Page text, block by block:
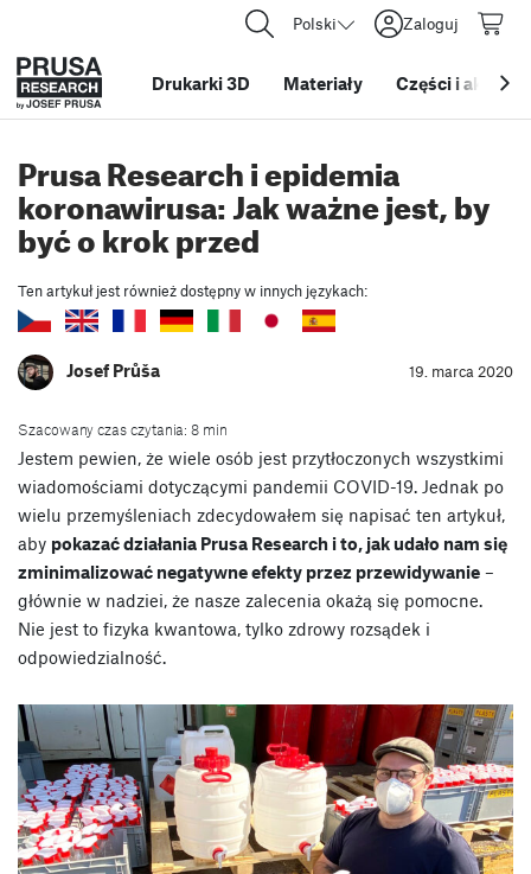
Polski Zaloguj
Drukarki 3D Materiały Części i
Prusa Research i epidemia
koronawirusa: Jak ważne jest, by
być o krok przed
Ten artykuł jest również dostępny w innych językach:
Josef Průša 19. marca 2020
Szacowany czas czytania: 8 min
Jestem pewien, że wiele osób jest przytłoczonych wszystkimi
wiadomościami dotyczącymi pandemii COVID-19. Jednak po
wielu przemyśleniach zdecydowałem się napisać ten artykuł,
aby pokazać działania Prusa Research i to, jak udało nam się
zminimalizować negatywne efekty przez przewidywanie –
głównie w nadziei, że nasze zalecenia okażą się pomocne.
Nie jest to fizyka kwantowa, tylko zdrowy rozsądek i
odpowiedzialność.